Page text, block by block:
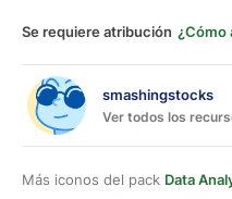
Se requiere atribución ¿Cómo
smashingstocks
Ver todos los
Más iconos del pack Data